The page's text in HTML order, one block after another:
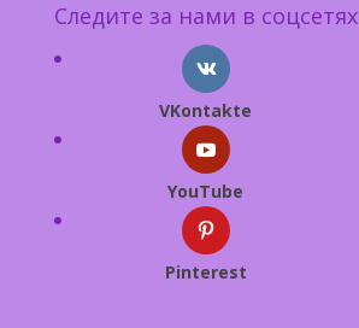
Следите за нами в соцсетях
VKontakte
YouTube
Pinterest